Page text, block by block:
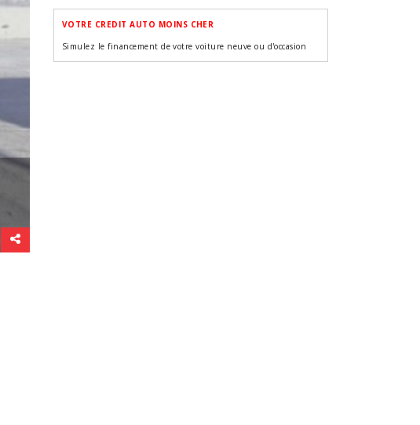
VOTRE CREDIT AUTO MOINS CHER
Simulez le financement de votre voiture neuve ou d'occasion